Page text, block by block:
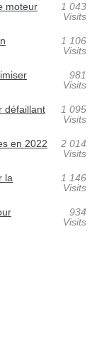
moteur
1 043
Visits
1 106
Visits
981
Visits
défaillant
1 095
Visits
en 2022
2 014
Visits
la
1 146
Visits
934
Visits